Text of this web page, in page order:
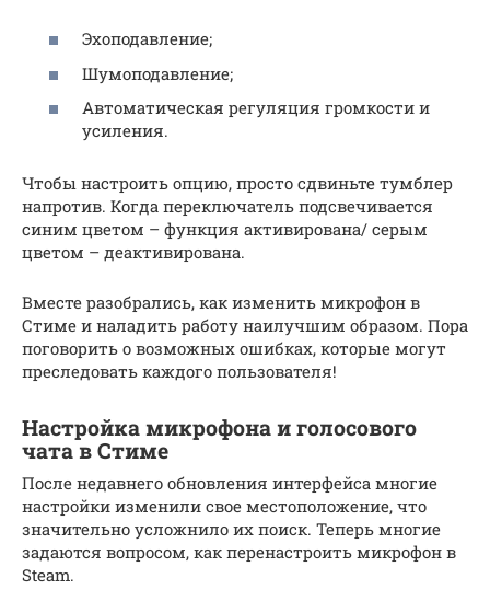
Эхоподавление;
Шумоподавление;
Автоматическая регуляция громкости и
усиления.
Чтобы настроить опцию, просто сдвиньте тумблер
напротив. Когда переключатель подсвечивается
синим цветом – функция активирована/ серым
цветом – деактивирована.
Вместе разобрались, как изменить микрофон в
Стиме и наладить работу наилучшим образом. Пора
поговорить о возможных ошибках, которые могут
преследовать каждого пользователя!
Настройка микрофона и голосового
чата в Стиме
После недавнего обновления интерфейса многие
настройки изменили свое местоположение, что
значительно усложнило их поиск. Теперь многие
задаются вопросом, как перенастроить микрофон в
Steam.